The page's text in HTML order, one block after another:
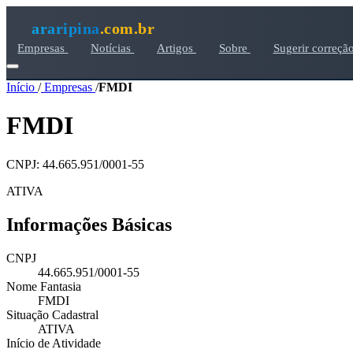
araripina.com.br
Empresas Notícias Artigos Sobre Sugerir
Início /Empresas /FMDI
FMDI
CNPJ: 44.665.951/0001-55
ATIVA
Informações Básicas
CNPJ
44.665.951/0001-55
Nome Fantasia
FMDI
Situação Cadastral
ATIVA
Início de Atividade